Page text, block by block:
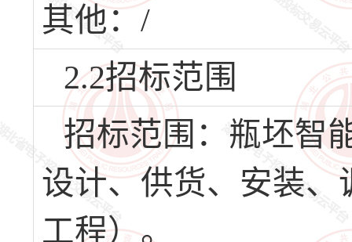
其他：/
2.2招标范围
招标范围：瓶坯智
设计、供货、安装
工程）。